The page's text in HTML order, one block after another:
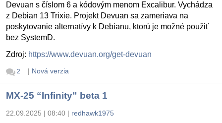
Devuan s číslom 6 a kódovým menom Excalibur. Vychádza
z Debian 13 Trixie. Projekt Devuan sa zameriava na
poskytovanie alternatívy k Debianu, ktorú je možné použiť
bez SystemD.
Zdroj: https://www.devuan.org/get-devuan
2 | Nová verzia
MX-25 “Infinity” beta 1
22.09.2025 | 08:40 | redhawk1975